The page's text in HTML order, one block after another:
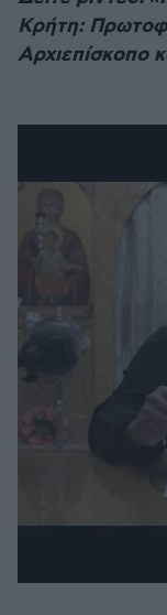
Κρήτη:
Αρχιεπίσκοπο